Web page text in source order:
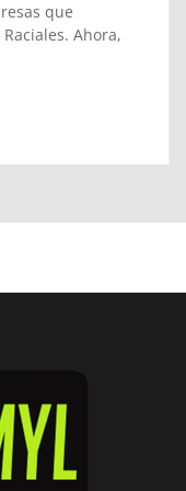
que
Ahora,